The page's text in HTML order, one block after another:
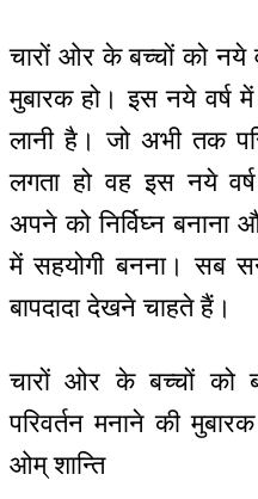
चारों ओर के बच्चों को नये
मुबारक हो। इस नये
लानी है। जो अभी तक
लगता हो वह इस नये
अपने को निर्विघ्न बनाना
में सहयोगी बनना। सब
बापदादा देखने चाहते हैं।
चारों ओर के बच्चों को
परिवर्तन मनाने की
ओम् शान्ति